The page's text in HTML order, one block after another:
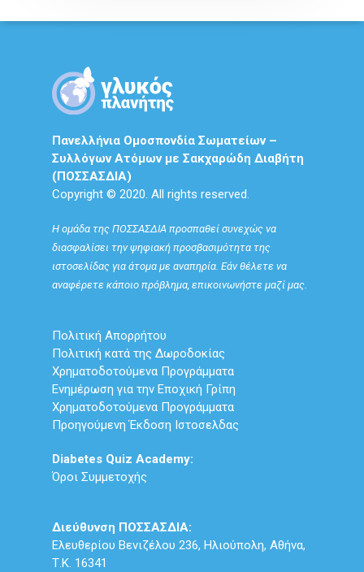
Πανελλήνια Ομοσπονδία Σωματείων –
Συλλόγων Ατόμων με Σακχαρώδη Διαβήτη
(ΠΟΣΣΑΣΔΙΑ)
Copyright © 2020. All rights reserved.
Η ομάδα της ΠΟΣΣΑΣΔΙΑ προσπαθεί συνεχώς να
διασφαλίσει την ψηφιακή προσβασιμότητα της
ιστοσελίδας για άτομα με αναπηρία. Εάν θέλετε να
αναφέρετε κάποιο πρόβλημα, επικοινωνήστε μαζί μας.
Πολιτική Απορρήτου
Πολιτική κατά της Δωροδοκίας
Χρηματοδοτούμενα Προγράμματα
Ενημέρωση για την Εποχική Γρίπη
Χρηματοδοτούμενα Προγράμματα
Προηγούμενη Έκδοση Ιστοσελδας
Diabetes Quiz Academy:
Όροι Συμμετοχής
Διεύθυνση ΠΟΣΣΑΣΔΙΑ:
Ελευθερίου Βενιζέλου 236, Ηλιούπολη, Αθήνα,
Τ.Κ. 16341